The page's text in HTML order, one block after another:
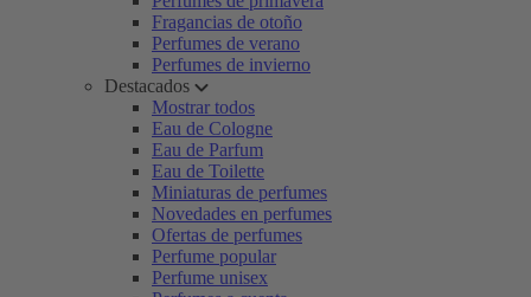
Fragancias de otoño
Perfumes de verano
Perfumes de invierno
Destacados
Mostrar todos
Eau de Cologne
Eau de Parfum
Eau de Toilette
Miniaturas de perfumes
Novedades en perfumes
Ofertas de perfumes
Perfume popular
Perfume unisex